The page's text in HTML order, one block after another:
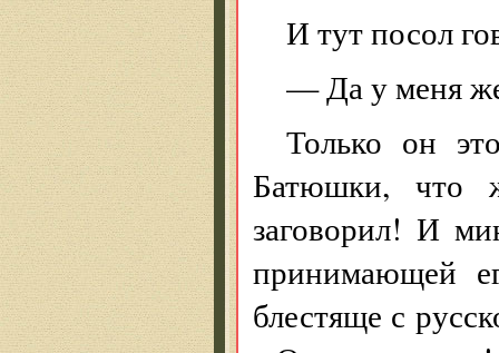
И тут посол
— Да у меня
Только он
Батюшки, что
заговорил! И
принимающей
блестяще с